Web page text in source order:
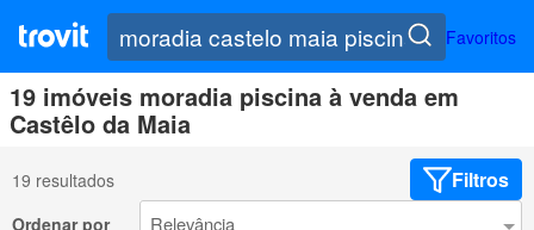
Favoritos
19 imóveis moradia piscina à venda em
Castêlo da Maia
19 resultados Filtros
Ordenar por